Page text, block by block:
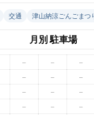
交通 津山納涼ごんごまつ
月別 駐車場
– – –
– – –
– – –
– – –